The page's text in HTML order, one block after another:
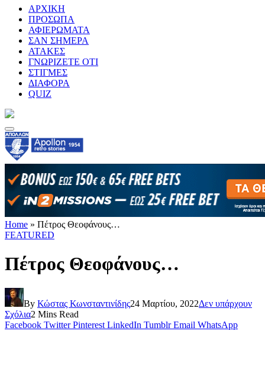
ΑΡΧΙΚΗ
ΠΡΟΣΩΠΑ
ΑΦΙΕΡΩΜΑΤΑ
ΣΑΝ ΣΗΜΕΡΑ
ΑΤΑΚΕΣ
ΓΝΩΡΙΖΕΤΕ ΟΤΙ
ΣΤΙΓΜΕΣ
ΔΙΑΦΟΡΑ
QUIZ
Home » Πέτρος Θεοφάνους…
FEATURED
Πέτρος Θεοφάνους…
By Κώστας Κωνσταντινίδης24 Μαρτίου, 2022Δεν υπάρχουν
Σχόλια2 Mins Read
Facebook Twitter Pinterest LinkedIn Tumblr Email WhatsApp